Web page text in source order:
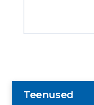
Teenused